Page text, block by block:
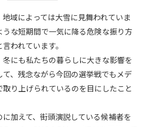
域によっては大雪に見舞われていま
うな短期間で一気に降る危険な振り方
われています。
にも私たちの暮らしに大きな影響を
、残念ながら今回の選挙戦でもメデ
り上げられているのを目にしたこと
加えて、街頭演説している候補者を